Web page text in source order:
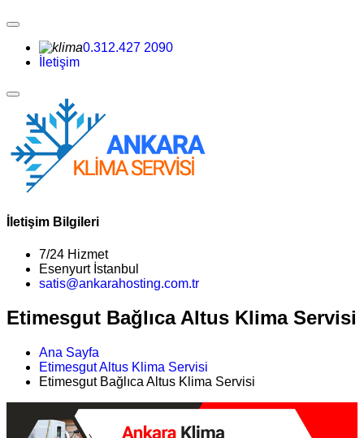
0.312.427 2090
İletişim
İletişim Bilgileri
7/24 Hizmet
Esenyurt İstanbul
satis@ankarahosting.com.tr
Etimesgut Bağlıca Altus Klima Servisi
Ana Sayfa
Etimesgut Altus Klima Servisi
Etimesgut Bağlıca Altus Klima Servisi